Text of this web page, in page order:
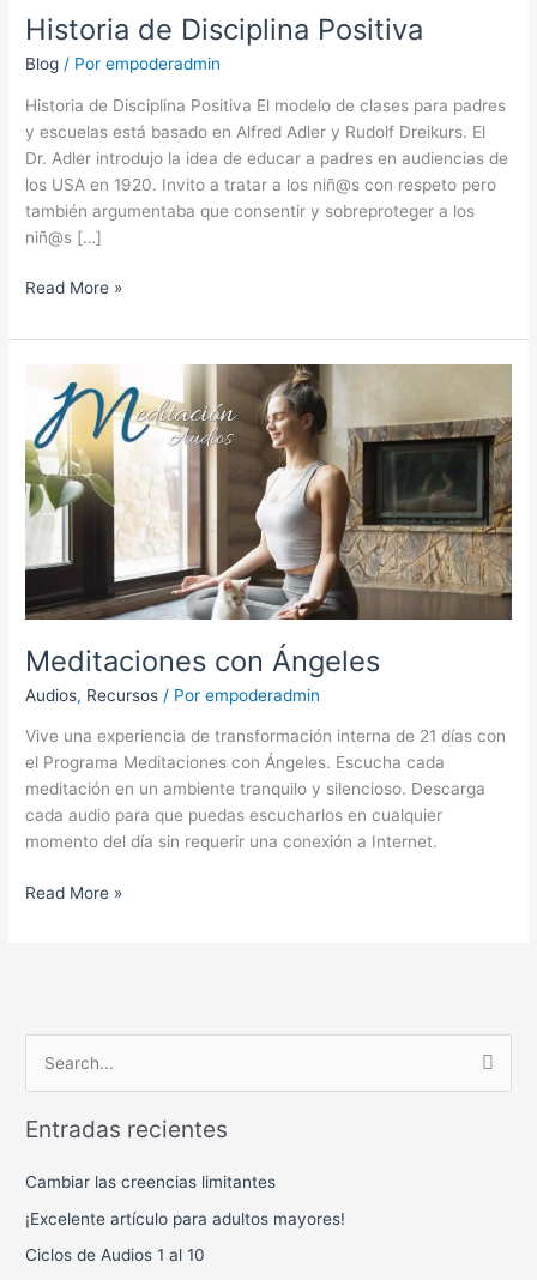
Historia de Disciplina Positiva
Blog / Porempoderadmin
Historia de Disciplina Positiva El modelo de clases para padres
y escuelas está basado en Alfred Adler y Rudolf Dreikurs. El
Dr. Adler introdujo la idea de educar a padres en audiencias de
los USA en 1920. Invito a tratar a los niñ@s con respeto pero
también argumentaba que consentir y sobreproteger a los
niñ@s […]
Read More »
Meditaciones con Ángeles
Audios, Recursos / Porempoderadmin
Vive una experiencia de transformación interna de 21 días con
el Programa Meditaciones con Ángeles. Escucha cada
meditación en un ambiente tranquilo y silencioso. Descarga
cada audio para que puedas escucharlos en cualquier
momento del día sin requerir una conexión a Internet.
con
Ángeles
Read More »
s
r
p
Entradas recientes
Cambiar las creencias limitantes
¡Excelente artículo para adultos mayores!
Ciclos de Audios 1 al 10